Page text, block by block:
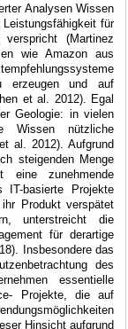
Analysen Wissen
für
verspricht (Martinez
wie Amazon aus
erzeugen und auf
et al. 2012). Egal
Geologie: in vielen
Wissen nützliche
al. 2012). Aufgrund
steigenden Menge
eine zunehmende
IT-basierte Projekte
Produkt verspätet
unterstreicht die
für derartige
Insbesondere das
des
essentielle
Projekte, die auf
Hinsicht aufgrund